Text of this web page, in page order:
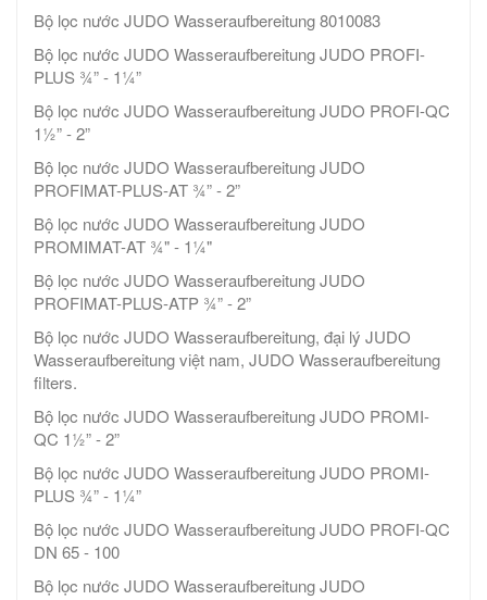
Bộ lọc nước JUDO Wasseraufbereitung 8010083
Bộ lọc nước JUDO Wasseraufbereitung JUDO PROFI-
PLUS ¾” - 1¼”
Bộ lọc nước JUDO Wasseraufbereitung JUDO PROFI-QC
1½” - 2”
Bộ lọc nước JUDO Wasseraufbereitung JUDO
PROFIMAT-PLUS-AT ¾” - 2”
Bộ lọc nước JUDO Wasseraufbereitung JUDO
PROMIMAT-AT ¾" - 1¼"
Bộ lọc nước JUDO Wasseraufbereitung JUDO
PROFIMAT-PLUS-ATP ¾” - 2”
Bộ lọc nước JUDO Wasseraufbereitung, đại lý JUDO
Wasseraufbereitung việt nam, JUDO Wasseraufbereitung
filters.
Bộ lọc nước JUDO Wasseraufbereitung JUDO PROMI-
QC 1½” - 2”
Bộ lọc nước JUDO Wasseraufbereitung JUDO PROMI-
PLUS ¾” - 1¼”
Bộ lọc nước JUDO Wasseraufbereitung JUDO PROFI-QC
DN 65 - 100
Bộ lọc nước JUDO Wasseraufbereitung JUDO